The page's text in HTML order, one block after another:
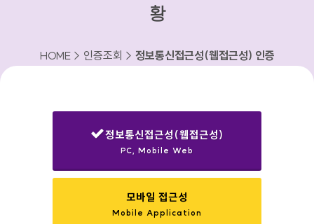
황
HOME > 인증조회 > 정보통신접근성(웹접근성) 인증
정보통신접근성(웹접근성)
PC, Mobile Web
모바일 접근성
Mobile Application